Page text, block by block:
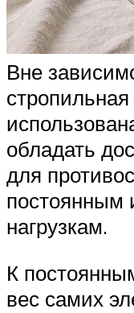
Вне
обладать
для
постоянным
нагрузкам.
К
вес самих